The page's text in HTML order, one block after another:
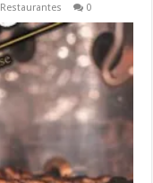
Restaurantes 0